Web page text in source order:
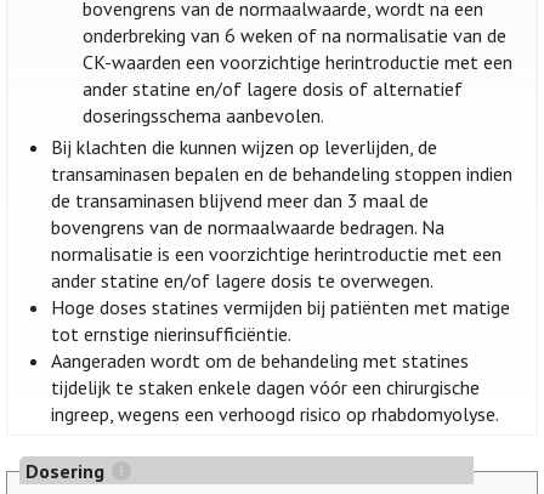
bovengrens van de normaalwaarde, wordt na een
onderbreking van 6 weken of na normalisatie van de
CK-waarden een voorzichtige herintroductie met een
ander statine en/of lagere dosis of alternatief
doseringsschema aanbevolen.
Bij klachten die kunnen wijzen op leverlijden, de
transaminasen bepalen en de behandeling stoppen indien
de transaminasen blijvend meer dan 3 maal de
bovengrens van de normaalwaarde bedragen. Na
normalisatie is een voorzichtige herintroductie met een
ander statine en/of lagere dosis te overwegen.
Hoge doses statines vermijden bij patiënten met matige
tot ernstige nierinsufficiëntie.
Aangeraden wordt om de behandeling met statines
tijdelijk te staken enkele dagen vóór een chirurgische
ingreep, wegens een verhoogd risico op rhabdomyolyse.
Dosering